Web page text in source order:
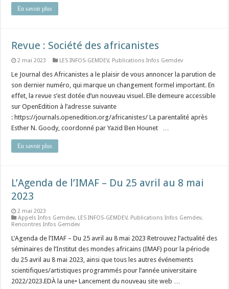
En savoir plus
Revue : Société des africanistes
2 mai 2023 LES INFOS-GEMDEV, Publications Infos Gemdev
Le Journal des Africanistes a le plaisir de vous annoncer la parution de
son dernier numéro, qui marque un changement formel important. En
effet, la revue s’est dotée d’un nouveau visuel. Elle demeure accessible
sur OpenEdition à l’adresse suivante
: https://journals.openedition.org/africanistes/ La parentalité après
Esther N. Goody, coordonné par Yazid Ben Hounet …
En savoir plus
L’Agenda de l’IMAF – Du 25 avril au 8 mai
2023
2 mai 2023
Appels Infos Gemdev, LES INFOS-GEMDEV, Publications Infos Gemdev,
Rencontres Infos Gemdev
L’Agenda de l’IMAF – Du 25 avril au 8 mai 2023 Retrouvez l’actualité des
séminaires de l’Institut des mondes africains (IMAF) pour la période
du 25 avril au 8 mai 2023, ainsi que tous les autres événements
scientifiques/artistiques programmés pour l’année universitaire
2022/2023.EDÀ la une• Lancement du nouveau site web …